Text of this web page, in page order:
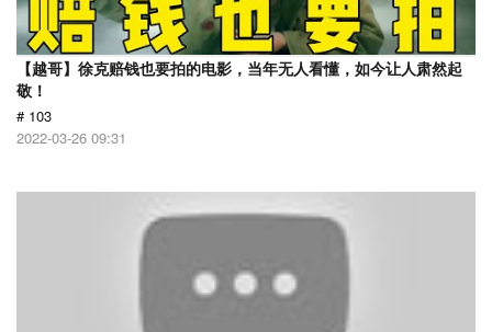
【越哥】徐克赔钱也要拍的电影，当年无人看懂，如今让人肃然起
敬！
# 103
2022-03-26 09:31